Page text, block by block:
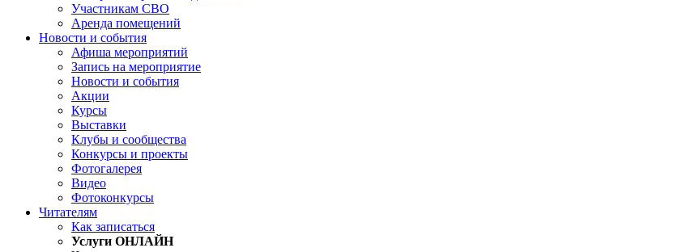
Участникам СВО
Аренда помещений
Новости и события
Афиша мероприятий
Запись на мероприятие
Новости и события
Акции
Курсы
Выставки
Клубы и сообщества
Конкурсы и проекты
Фотогалерея
Видео
Фотоконкурсы
Читателям
Как записаться
Услуги ОНЛАЙН